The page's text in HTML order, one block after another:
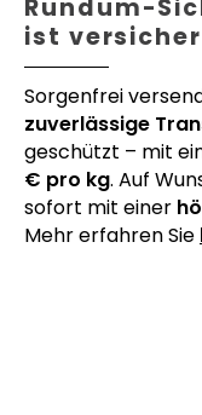
Rundum-
ist
Sorgenfrei
zuverlässige
geschützt – mit
€ pro kg. Auf
sofort mit einer
Mehr erfahren Sie